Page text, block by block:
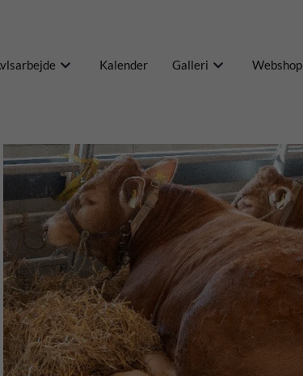
Kalender Galleri Webshop